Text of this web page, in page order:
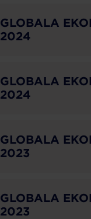
GLOBALA
2024
GLOBALA
2024
GLOBALA
2023
GLOBALA
2023